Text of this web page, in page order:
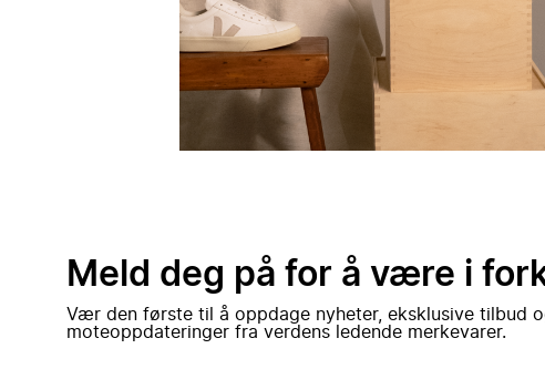
Meld deg på for å være i
Vær den første til å oppdage nyheter, eksklusive tilbud
moteoppdateringer fra verdens ledende merkevarer.